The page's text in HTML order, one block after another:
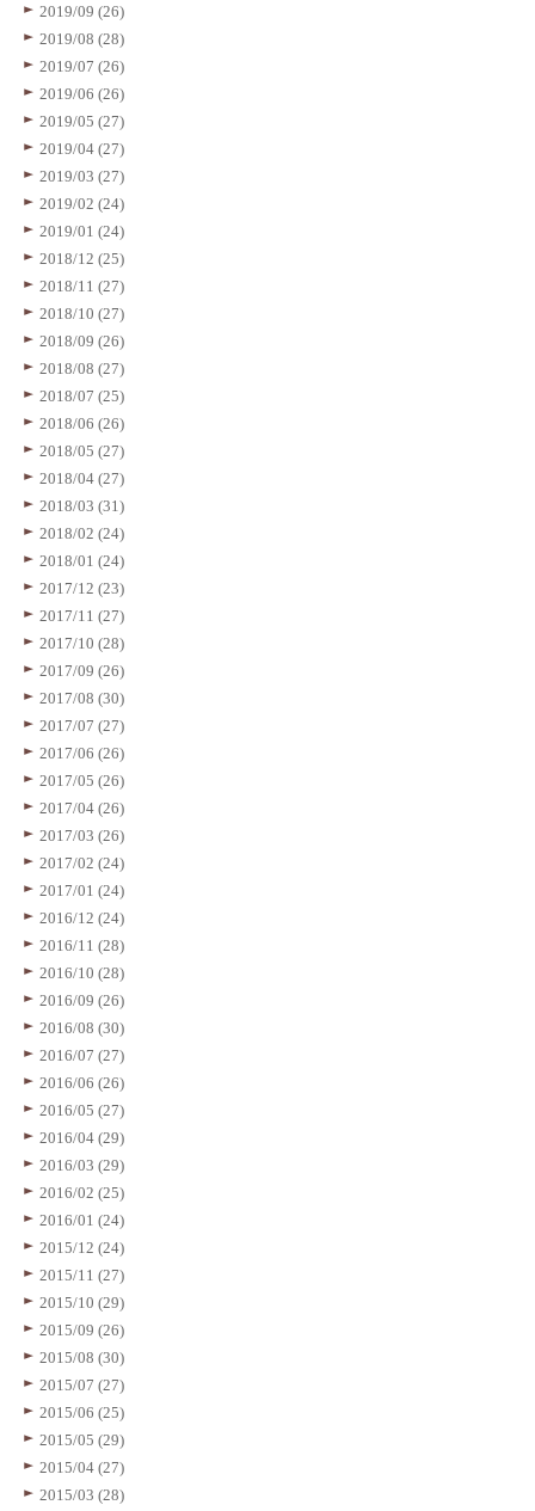
2019/09 (26)
2019/08 (28)
2019/07 (26)
2019/06 (26)
2019/05 (27)
2019/04 (27)
2019/03 (27)
2019/02 (24)
2019/01 (24)
2018/12 (25)
2018/11 (27)
2018/10 (27)
2018/09 (26)
2018/08 (27)
2018/07 (25)
2018/06 (26)
2018/05 (27)
2018/04 (27)
2018/03 (31)
2018/02 (24)
2018/01 (24)
2017/12 (23)
2017/11 (27)
2017/10 (28)
2017/09 (26)
2017/08 (30)
2017/07 (27)
2017/06 (26)
2017/05 (26)
2017/04 (26)
2017/03 (26)
2017/02 (24)
2017/01 (24)
2016/12 (24)
2016/11 (28)
2016/10 (28)
2016/09 (26)
2016/08 (30)
2016/07 (27)
2016/06 (26)
2016/05 (27)
2016/04 (29)
2016/03 (29)
2016/02 (25)
2016/01 (24)
2015/12 (24)
2015/11 (27)
2015/10 (29)
2015/09 (26)
2015/08 (30)
2015/07 (27)
2015/06 (25)
2015/05 (29)
2015/04 (27)
2015/03 (28)